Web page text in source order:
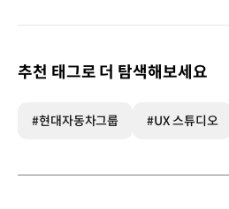
추천 태그로 더 탐색해보세요
#현대자동차그룹 #UX 스튜디오